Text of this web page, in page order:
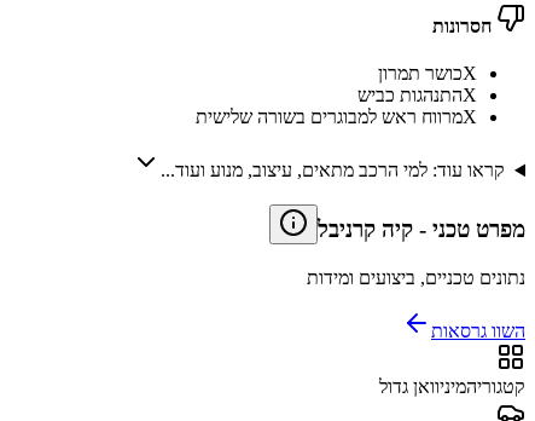
חסרונות
Xכושר תמרון
Xהתנהגות כביש
Xמרווח ראש למבוגרים בשורה שלישית
קראו עוד: למי הרכב מתאים, עיצוב, מנוע ועוד...
מפרט טכני - קיה קרניבל
נתונים טכניים, ביצועים ומידות
השוו גרסאות
קטגוריהמיניוואן גדול